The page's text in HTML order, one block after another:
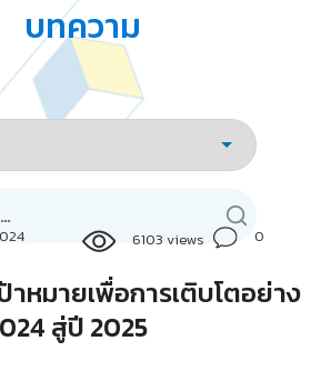
บทความ
6103 views 0
าหมายเพื่อการเติบโตอย่าง
สู่ปี 2025